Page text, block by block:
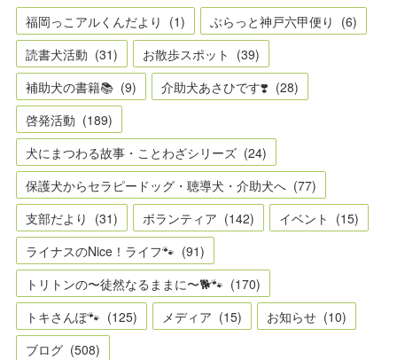
福岡っこアルくんだより (1) ぶらっと神戸六甲便り (6)
読書犬活動 (31) お散歩スポット (39)
補助犬の書籍📚 (9) 介助犬あさひです❣️ (28)
啓発活動 (189)
犬にまつわる故事・ことわざシリーズ (24)
保護犬からセラピードッグ・聴導犬・介助犬へ (77)
支部だより (31) ボランティア (142) イベント (15)
ライナスのNice！ライフ🐾 (91)
トリトンの〜徒然なるままに〜🐕🐾 (170)
トキさんぽ🐾 (125) メディア (15) お知らせ (10)
ブログ (508)